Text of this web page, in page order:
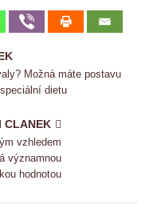
Možná máte postavu
dietu
CLANEK
vzhledem
významnou
hodnotou